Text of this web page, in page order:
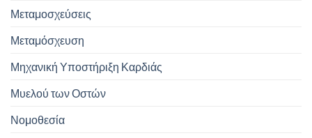
Μεταμοσχεύσεις
Μεταμόσχευση
Μηχανική Υποστήριξη Καρδιάς
Μυελού των Οστών
Νομοθεσία